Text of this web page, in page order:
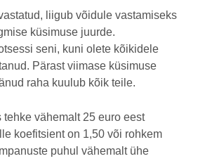
liigub võidule vastamiseks
küsimuse juurde.
seni, kuni olete kõikidele
Pärast viimase küsimuse
raha kuulub kõik teile.
tehke vähemalt 25 euro eest
koefitsient on 1,50 või rohkem
puhul vähemalt ühe